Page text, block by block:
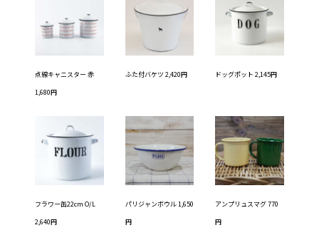
点線キャニスター 赤
1,680円
ふた付バケツ 2,420円 ドッグポット 2,145円
フラワー缶22cm O/L
2,640円
パリジャンボウル 1,650
円
アンプリュスマグ 770
円